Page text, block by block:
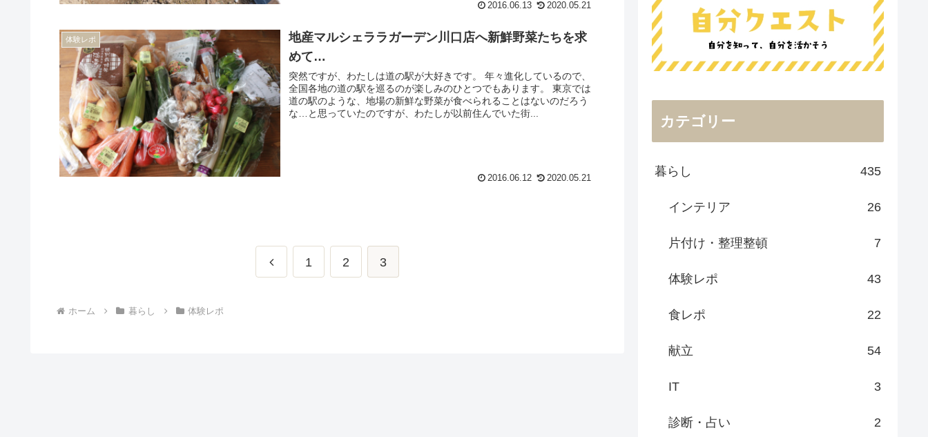
2016.06.13 2020.05.21
体験レポ
地産マルシェララガーデン川口店へ新鮮野菜たちを求
めて…
突然ですが、わたしは道の駅が大好きです。 年々進化しているので、
全国各地の道の駅を巡るのが楽しみのひとつでもあります。 東京では
道の駅のような、地場の新鮮な野菜が食べられることはないのだろう
な…と思っていたのですが、わたしが以前住んでいた街...
2016.06.12 2020.05.21
前 1 2 3
ホーム 暮らし 体験レポ
カテゴリー
暮らし 435
インテリア 26
片付け・整理整頓 7
体験レポ 43
食レポ 22
献立 54
IT 3
診断・占い 2